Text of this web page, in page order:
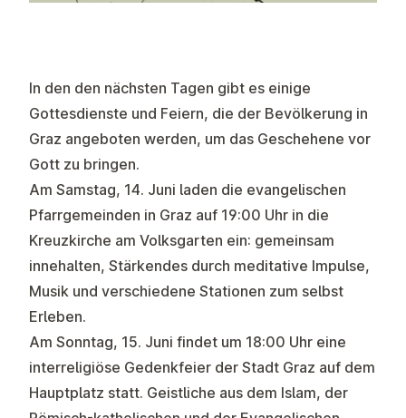
In den den nächsten Tagen gibt es einige
Gottesdienste und Feiern, die der Bevölkerung in
Graz angeboten werden, um das Geschehene vor
Gott zu bringen.
Am Samstag, 14. Juni laden die evangelischen
Pfarrgemeinden in Graz auf 19:00 Uhr in die
Kreuzkirche am Volksgarten ein: gemeinsam
innehalten, Stärkendes durch meditative Impulse,
Musik und verschiedene Stationen zum selbst
Erleben.
Am Sonntag, 15. Juni findet um 18:00 Uhr eine
interreligiöse Gedenkfeier der Stadt Graz auf dem
Hauptplatz statt. Geistliche aus dem Islam, der